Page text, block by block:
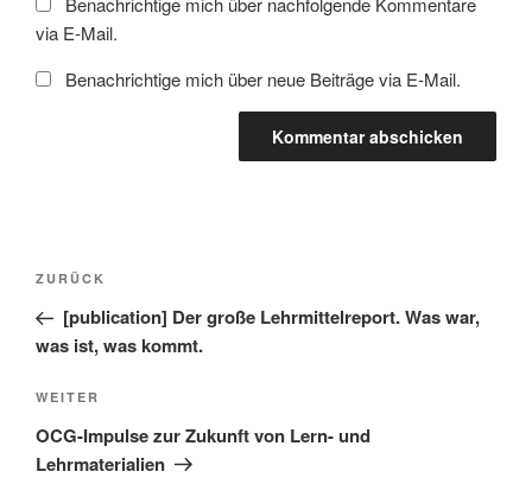
via E-Mail.
Benachrichtige mich über neue Beiträge via E-Mail.
Beitragsnavigation
Vorheriger
Beitrag
ZURÜCK
[publication] Der große Lehrmittelreport. Was war,
was ist, was kommt.
Nächster
Beitrag
WEITER
OCG-Impulse zur Zukunft von Lern- und
Lehrmaterialien